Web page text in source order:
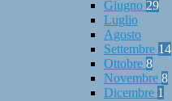
Giugno 29
Luglio
Agosto
Settembre 14
Ottobre 8
Novembre 8
Dicembre 1